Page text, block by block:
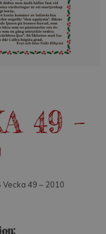
49 –
Vecka 49 – 2010